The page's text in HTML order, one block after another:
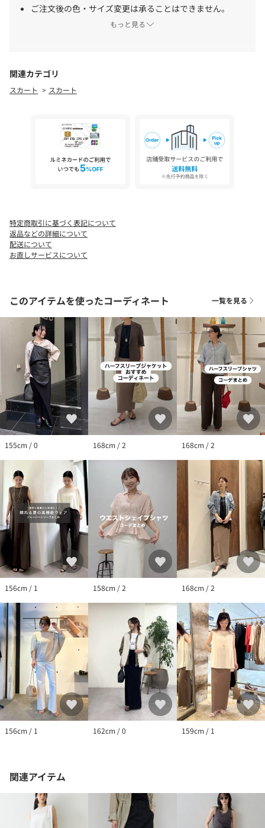
※画像の商品はサンプルです。
予めご了承ください。
※トップの画像は、光の具合で色味が違って見える場合がありま
◆気になる商品は「お気に入り」登録を◆
ハートマークをクリックし、お好きなカラーを選んでお気に入り
に登録すると
入荷情報や残り1点の通知、完売カラーの再入荷、セール情報など
ご注文後の色・サイズ変更は承ることはできません。
注文から出荷までに期間が空く場合、クレジットカードの
au WALLET】をお選びいただくことはできません。
定いただくことはできません。
実際の商品と仕様、サイズが若干異なる場合がございま
追加生産商品は、一部の店舗、通販で販売中の場合がござ
います。
納期の違う色・サイズを一緒に購入されますと、納期の遅
い方に合わせての発送となりますので、予めご了承くださ
もっと見る
関連カテゴリ
スカート スカート
特定商取引に基づく表記について
返品などの詳細について
配送について
お直しサービスについて
このアイテムを使ったコーディネート 一覧を見る
155cm / 0 168cm / 2 168cm / 2
156cm / 1 158cm / 2 168cm / 2
156cm / 1 162cm / 0 159cm / 1
関連アイテム